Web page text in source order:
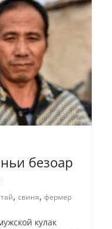
безоар
, свиня, фермер
кулак